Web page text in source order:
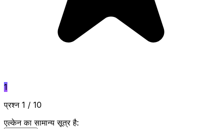
1
प्रश्न 1 / 10
एल्केन का सामान्य सूत्र है: